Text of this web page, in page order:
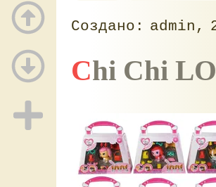
admin
Chi Chi